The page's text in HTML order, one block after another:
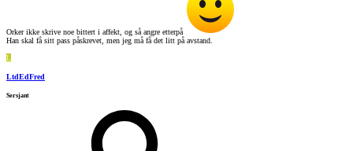
Orker ikke skrive noe bittert i affekt, og så angre etterpå
Han skal få sitt pass påskrevet, men jeg må få det litt på avstand.
L
LtdEdFred
Sersjant